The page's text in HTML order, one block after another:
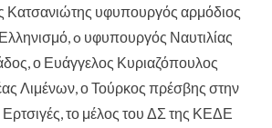
Κατσανιώτης υφυπουργός αρμόδιος
o υφυπουργός Ναυτιλίας
ο Ευάγγελος Κυριαζόπουλος
Λιμένων, ο Τούρκος πρέσβης στην
το μέλος του ΔΣ της ΚΕΔΕ